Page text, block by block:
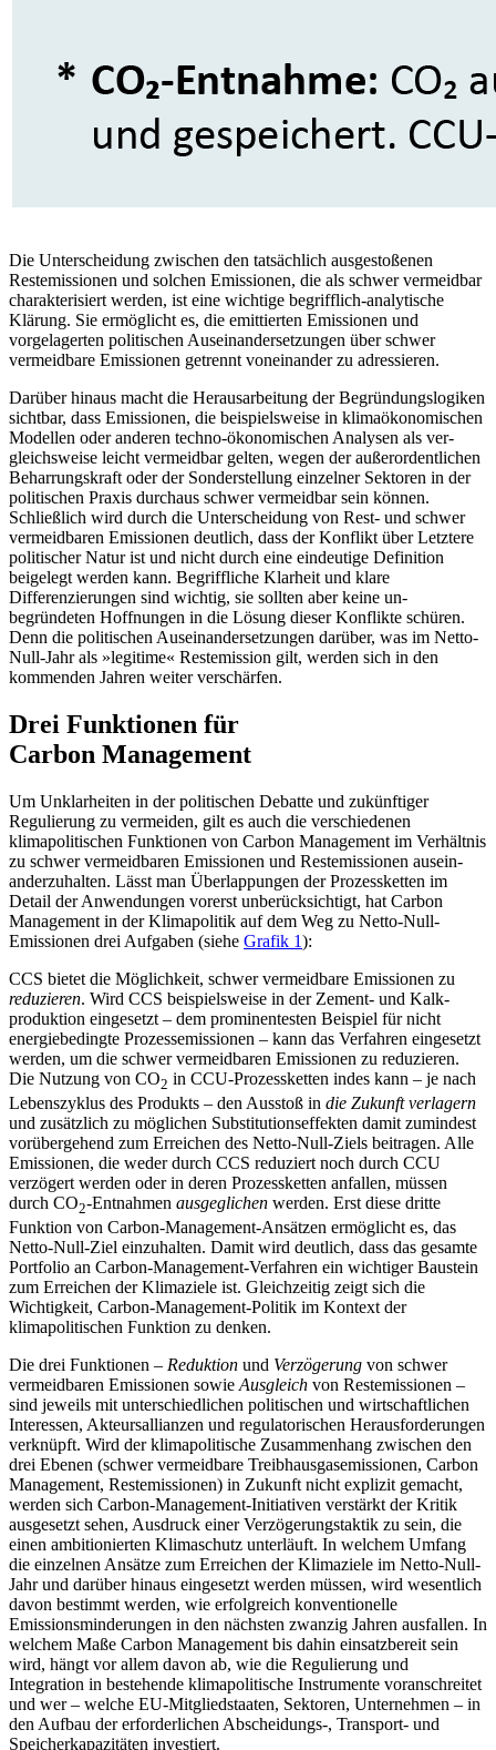
Die Unterscheidung zwischen den tatsächlich ausgestoßenen
Restemissionen und solchen Emissionen, die als schwer ver­meidbar
charakterisiert werden, ist eine wichtige begrifflich-analytische
Klärung. Sie ermöglicht es, die emittierten Emissionen und
vorgelagerten politischen Aus­einandersetzungen über schwer
vermeid­bare Emissionen getrennt voneinander zu adressieren.
Darüber hinaus macht die Herausarbeitung der Begründungslogiken
sichtbar, dass Emissionen, die beispielsweise in klimaökonomischen
Modellen oder anderen techno-ökonomischen Analysen als ver­
gleichsweise leicht vermeidbar gelten, wegen der außerordentlichen
Beharrungskraft oder der Sonderstellung einzelner Sektoren in der
politischen Praxis durchaus schwer vermeidbar sein können.
Schließlich wird durch die Unterscheidung von Rest- und schwer
vermeidbaren Emissionen deutlich, dass der Konflikt über Letztere
politischer Natur ist und nicht durch eine eindeutige Definition
beigelegt werden kann. Begriff­liche Klarheit und klare
Differenzierungen sind wichtig, sie sollten aber keine un­
begründeten Hoffnungen in die Lösung dieser Konflikte schüren.
Denn die poli­tischen Auseinandersetzungen darüber, was im Netto-
Null-Jahr als »legitime« Rest­emission gilt, werden sich in den
kommenden Jahren weiter verschärfen.
Drei Funktionen für
Carbon Management
Um Unklarheiten in der politischen Debatte und zukünftiger
Regulierung zu vermeiden, gilt es auch die verschiedenen
klimapoliti­schen Funktionen von Carbon Management im Verhältnis
zu schwer vermeidbaren Emissionen und Restemissionen ausein­
anderzuhalten. Lässt man Überlappungen der Prozessketten im
Detail der Anwendungen vorerst unberücksichtigt, hat Carbon
Management in der Klimapolitik auf dem Weg zu Netto-Null-
Emissionen drei Auf­gaben (siehe Grafik 1):
CCS bietet die Möglichkeit, schwer ver­meidbare Emissionen zu
reduzieren. Wird CCS beispielsweise in der Zement- und Kalk­
produktion eingesetzt – dem prominentesten Beispiel für nicht
energiebedingte Pro­zessemissionen – kann das Verfahren ein­gesetzt
werden, um die schwer vermeid­baren Emissionen zu reduzieren.
Die Nut­zung von CO2 in CCU-Prozessketten indes kann – je nach
Lebenszyklus des Produkts – den Ausstoß in die Zukunft verlagern
und zusätzlich zu möglichen Substitutions­effekten damit zumindest
vorübergehend zum Erreichen des Netto-Null-Ziels bei­tragen. Alle
Emissionen, die weder durch CCS reduziert noch durch CCU
verzögert werden oder in deren Prozessketten anfal­len, müssen
durch CO2-Entnahmen aus­geglichen werden. Erst diese dritte
Funktion von Carbon-Management-Ansätzen ermög­licht es, das
Netto-Null-Ziel einzuhalten. Damit wird deutlich, dass das gesamte
Portfolio an Carbon-Management-Verfahren ein wichtiger Baustein
zum Erreichen der Klimaziele ist. Gleichzeitig zeigt sich die
Wichtigkeit, Carbon-Management-Politik im Kontext der
klimapolitischen Funktion zu denken.
Die drei Funktionen – Reduktion und Ver­zögerung von schwer
vermeidbaren Emissio­nen sowie Ausgleich von Restemissionen –
sind jeweils mit unterschiedlichen politi­schen und wirtschaftlichen
Interessen, Ak­teursallianzen und regulatorischen Heraus­forderungen
verknüpft. Wird der klima­politische Zusammenhang zwischen den
drei Ebenen (schwer vermeidbare Treibhausgasemissionen, Carbon
Management, Restemissionen) in Zukunft nicht explizit gemacht,
werden sich Carbon-Management-Initiativen verstärkt der Kritik
ausgesetzt sehen, Ausdruck einer Verzögerungstaktik zu sein, die
einen ambitionierten Klimaschutz unterläuft. In welchem Umfang
die einzelnen Ansätze zum Erreichen der Klimaziele im Netto-Null-
Jahr und darüber hinaus eingesetzt werden müssen, wird wesentlich
davon bestimmt werden, wie erfolgreich konventionelle
Emissionsminde­rungen in den nächsten zwanzig Jahren ausfallen. In
welchem Maße Carbon Manage­ment bis dahin einsatzbereit sein
wird, hängt vor allem davon ab, wie die Regulierung und
Integration in bestehende klima­politische Instrumente voranschreitet
und wer – welche EU-Mitgliedstaaten, Sekto­ren, Unternehmen – in
den Aufbau der erforderlichen Abscheidungs-, Transport- und
Speicherkapazitäten investiert.